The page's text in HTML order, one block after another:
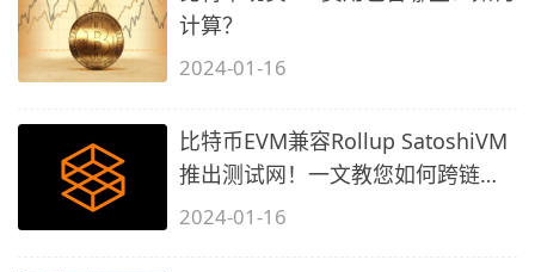
计算？
2024-01-16
比特币EVM兼容Rollup SatoshiVM
推出测试网！一文教您如何跨链参
与
2024-01-16